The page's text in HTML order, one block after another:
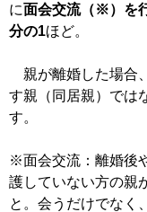
に面会交流（※）を
分の1ほど。
親が離婚した場合
す親（同居親）では
す。
※面会交流：離婚後
護していない方の親
と。会うだけでなく